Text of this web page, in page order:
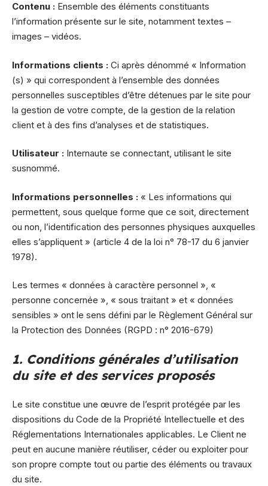
Contenu : Ensemble des éléments constituants
l’information présente sur le site, notamment textes –
images – vidéos.
Informations clients : Ci après dénommé « Information
(s) » qui correspondent à l’ensemble des données
personnelles susceptibles d’être détenues par le site pour
la gestion de votre compte, de la gestion de la relation
client et à des fins d’analyses et de statistiques.
Utilisateur : Internaute se connectant, utilisant le site
susnommé.
Informations personnelles : « Les informations qui
permettent, sous quelque forme que ce soit, directement
ou non, l’identification des personnes physiques auxquelles
elles s’appliquent » (article 4 de la loi n° 78-17 du 6 janvier
1978).
Les termes « données à caractère personnel », «
personne concernée », « sous traitant » et « données
sensibles » ont le sens défini par le Règlement Général sur
la Protection des Données (RGPD : n° 2016-679)
1. Conditions générales d’utilisation
du site et des services proposés
Le site constitue une œuvre de l’esprit protégée par les
dispositions du Code de la Propriété Intellectuelle et des
Réglementations Internationales applicables. Le Client ne
peut en aucune manière réutiliser, céder ou exploiter pour
son propre compte tout ou partie des éléments ou travaux
du site.